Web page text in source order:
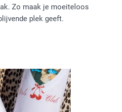
Zo maak je moeiteloos
plek geeft.